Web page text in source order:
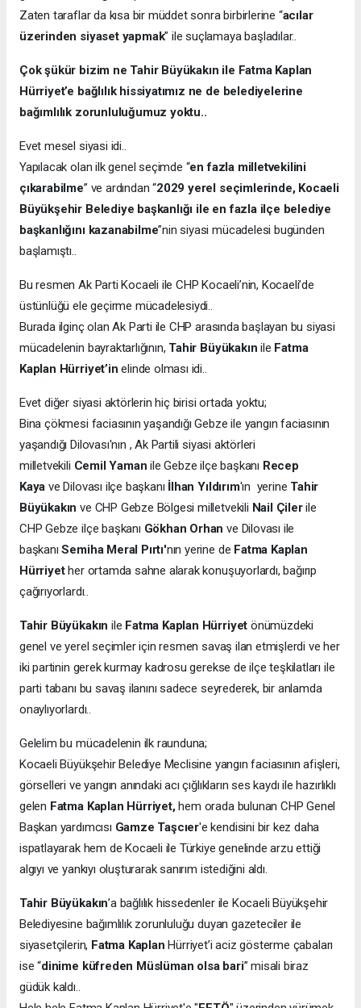
Zaten taraflar da kısa bir müddet sonra birbirlerine “acılar
üzerinden siyaset yapmak” ile suçlamaya başladılar..
Çok şükür bizim ne Tahir Büyükakın ile Fatma Kaplan
Hürriyet’e bağlılık hissiyatımız ne de belediyelerine
bağımlılık zorunluluğumuz yoktu..
Evet mesel siyasi idi..
Yapılacak olan ilk genel seçimde “en fazla milletvekilini
çıkarabilme” ve ardından “2029 yerel seçimlerinde, Kocaeli
Büyükşehir Belediye başkanlığı ile en fazla ilçe belediye
başkanlığını kazanabilme”nin siyasi mücadelesi bugünden
başlamıştı..
Bu resmen Ak Parti Kocaeli ile CHP Kocaeli’nin, Kocaeli’de
üstünlüğü ele geçirme mücadelesiydi..
Burada ilginç olan Ak Parti ile CHP arasında başlayan bu siyasi
mücadelenin bayraktarlığının, Tahir Büyükakın ile Fatma
Kaplan Hürriyet’in elinde olması idi..
Evet diğer siyasi aktörlerin hiç birisi ortada yoktu;
Bina çökmesi faciasının yaşandığı Gebze ile yangın faciasının
yaşandığı Dilovası'nın , Ak Partili siyasi aktörleri
milletvekili Cemil Yaman ile Gebze ilçe başkanı Recep
Kayave Dilovası ilçe başkanı İlhan Yıldırım'ın yerine Tahir
Büyükakın ve CHP Gebze Bölgesi milletvekili Nail Çilerile
CHP Gebze ilçe başkanı Gökhan Orhanve Dilovası ile
başkanıSemiha Meral Pırtı'nın yerine de Fatma Kaplan
Hürriyether ortamda sahne alarak konuşuyorlardı, bağırıp
çağırıyorlardı..
Tahir Büyükakın ile Fatma Kaplan Hürriyet önümüzdeki
genel ve yerel seçimler için resmen savaş ilan etmişlerdi ve her
iki partinin gerek kurmay kadrosu gerekse de ilçe teşkilatları ile
parti tabanı bu savaş ilanını sadece seyrederek, bir anlamda
onaylıyorlardı..
Gelelim bu mücadelenin ilk raunduna;
Kocaeli Büyükşehir Belediye Meclisine yangın faciasının afişleri,
görselleri ve yangın anındaki acı çığlıkların ses kaydı ile hazırlıklı
gelen Fatma Kaplan Hürriyet,hem orada bulunan CHP Genel
Başkan yardımcısı Gamze Taşcıer'e kendisini bir kez daha
ispatlayarak hem de Kocaeli ile Türkiye genelinde arzu ettiği
algıyı ve yankıyı oluşturarak sanırım istediğini aldı.
Tahir Büyükakın’a bağlılık hissedenler ile Kocaeli Büyükşehir
Belediyesine bağımlılık zorunluluğu duyan gazeteciler ile
siyasetçilerin, Fatma KaplanHürriyet’i aciz gösterme çabaları
ise “dinime küfreden Müslüman olsa bari” misali biraz
güdük kaldı..